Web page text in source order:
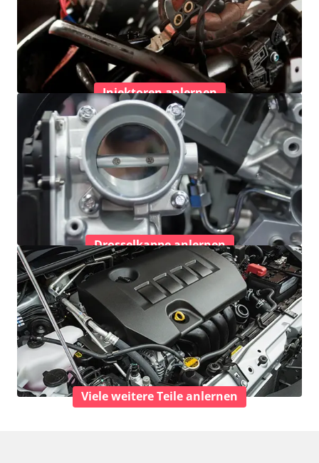
Injektoren anlernen
Drosselkappe anlernen
Viele weitere Teile anlernen